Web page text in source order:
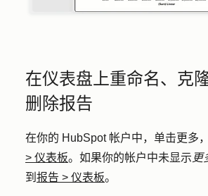
在仪表盘上重命名、克
删除报告
在你的 HubSpot 帐户中，单击更多
> 仪表板。如果你的帐户中未显示 更
到 报告 > 仪表板。